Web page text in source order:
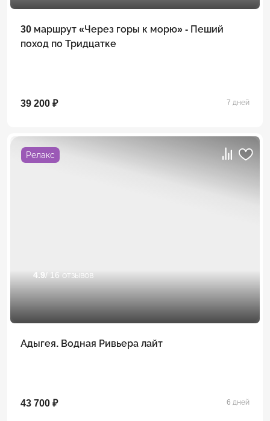
30 маршрут «Через горы к морю» - Пеший
поход по Тридцатке
39 200 ₽ 7 дней
Релакс
4.9 / 16 отзывов
Адыгея. Водная Ривьера лайт
43 700 ₽ 6 дней